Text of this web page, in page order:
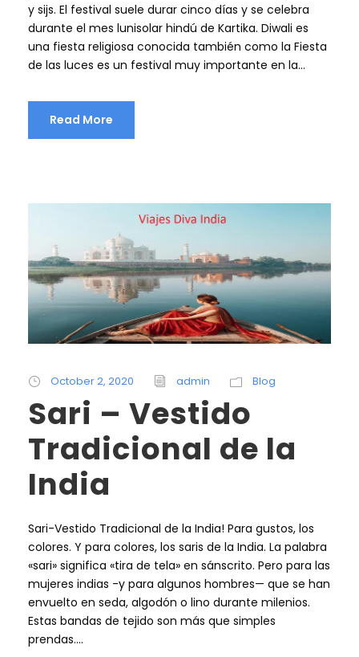
y sijs. El festival suele durar cinco días y se celebra
durante el mes lunisolar hindú de Kartika. Diwali es
una fiesta religiosa conocida también como la Fiesta
de las luces es un festival muy importante en la...
Read More
October 2, 2020 admin Blog
Sari – Vestido
Tradicional de la
India
Sari-Vestido Tradicional de la India! Para gustos, los
colores. Y para colores, los saris de la India. La palabra
«sari» significa «tira de tela» en sánscrito. Pero para las
mujeres indias -y para algunos hombres— que se han
envuelto en seda, algodón o lino durante milenios.
Estas bandas de tejido son más que simples
prendas....